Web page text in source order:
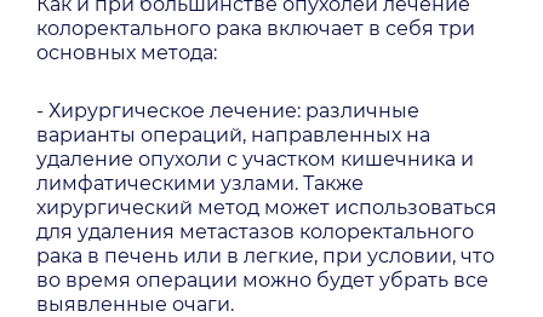
колоректального рака включает в себя три
основных метода:
- Хирургическое лечение: различные
варианты операций, направленных на
удаление опухоли с участком кишечника и
лимфатическими узлами. Также
хирургический метод может использоваться
для удаления метастазов колоректального
рака в печень или в легкие, при условии, что
во время операции можно будет убрать все
выявленные очаги.